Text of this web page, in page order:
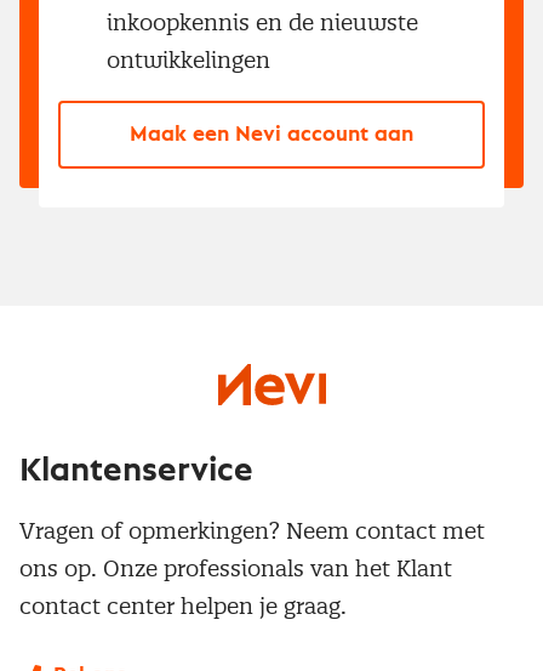
inkoopkennis en de nieuwste
ontwikkelingen
Maak een Nevi account aan
Klantenservice
Vragen of opmerkingen? Neem contact met
ons op. Onze professionals van het Klant
contact center helpen je graag.